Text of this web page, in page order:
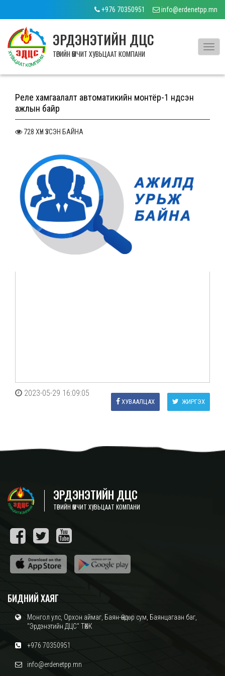
+976 70350951 info@erdenetpp.mn
ЭРДЭНЭТИЙН ДЦС
ТӨРИЙН ӨМЧИТ ХУВЬЦААТ КОМПАНИ
Реле хамгаалалт автоматикийн монтёр-1 үндсэн
ажлын байр
728 ХҮН ҮЗСЭН БАЙНА
2023-05-29 16:09:05
ЖИРГЭХ
ХУВААЛЦАХ
ЭРДЭНЭТИЙН ДЦС
ТӨРИЙН ӨМЧИТ ХУВЬЦААТ КОМПАНИ
БИДНИЙ ХАЯГ
Монгол улс, Орхон аймаг, Баян-Өндөр сум, Баянцагаан баг,
"Эрдэнэтийн ДЦС" ТӨХК
+976 70350951
info@erdenetpp.mn